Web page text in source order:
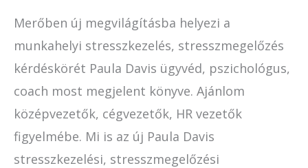
Merőben új megvilágításba helyezi a
munkahelyi stresszkezelés, stresszmegelőzés
kérdéskörét Paula Davis ügyvéd, pszichológus,
coach most megjelent könyve. Ajánlom
középvezetők, cégvezetők, HR vezetők
figyelmébe. Mi is az új Paula Davis
stresszkezelési, stresszmegelőzési